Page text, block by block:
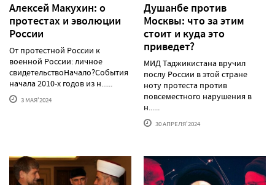
Алексей Макуxин: о
протестаx и эволюции
России
От протестной России к
военной России: личное
свидетельствоНачало?События
начала 2010-х годов из н......
3 МАЯ'2024
Душанбе против
Москвы: что за этим
стоит и куда это
приведет?
МИД Таджикистана вручил
послу России в этой стране
ноту протеста против
повсеместного нарушения в
н......
30 АПРЕЛЯ'2024